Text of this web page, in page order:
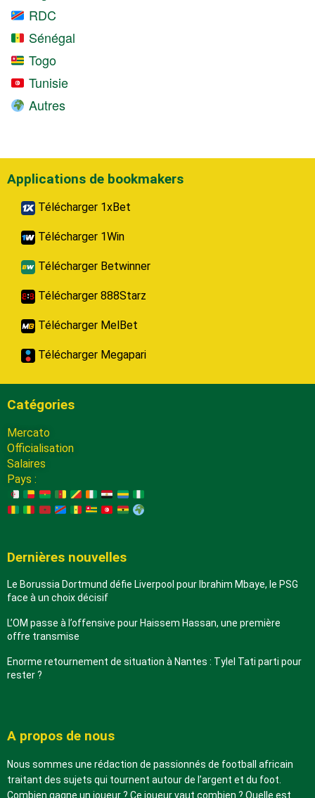
RDC
Sénégal
Togo
Tunisie
Autres
Applications de bookmakers
Télécharger 1xBet
Télécharger 1Win
Télécharger Betwinner
Télécharger 888Starz
Télécharger MelBet
Télécharger Megapari
Catégories
Mercato
Officialisation
Salaires
Pays :
Dernières nouvelles
Le Borussia Dortmund défie Liverpool pour Ibrahim Mbaye, le PSG
face à un choix décisif
L’OM passe à l’offensive pour Haissem Hassan, une première
offre transmise
Enorme retournement de situation à Nantes : Tylel Tati parti pour
rester ?
A propos de nous
Nous sommes une rédaction de passionnés de football africain
traitant des sujets qui tournent autour de l’argent et du foot.
Combien gagne un joueur ? Ce joueur vaut combien ? Quelle est